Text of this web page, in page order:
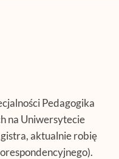
Pedagogika
na Uniwersytecie
aktualnie robię